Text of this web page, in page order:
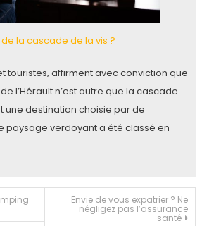
la cascade de la vis ?
touristes, affirment avec conviction que
l’Hérault n’est autre que la cascade
une destination choisie par de
paysage verdoyant a été classé en
Envie de vous expatrier ? Ne
négligez pas l’assurance
santé